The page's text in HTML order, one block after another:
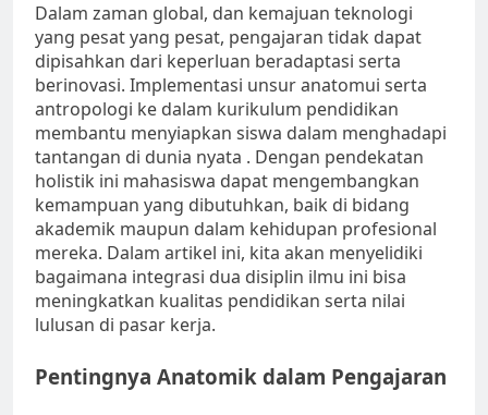
Dalam zaman global, dan kemajuan teknologi
yang pesat yang pesat, pengajaran tidak dapat
dipisahkan dari keperluan beradaptasi serta
berinovasi. Implementasi unsur anatomui serta
antropologi ke dalam kurikulum pendidikan
membantu menyiapkan siswa dalam menghadapi
tantangan di dunia nyata . Dengan pendekatan
holistik ini mahasiswa dapat mengembangkan
kemampuan yang dibutuhkan, baik di bidang
akademik maupun dalam kehidupan profesional
mereka. Dalam artikel ini, kita akan menyelidiki
bagaimana integrasi dua disiplin ilmu ini bisa
meningkatkan kualitas pendidikan serta nilai
lulusan di pasar kerja.
Pentingnya Anatomik dalam Pengajaran